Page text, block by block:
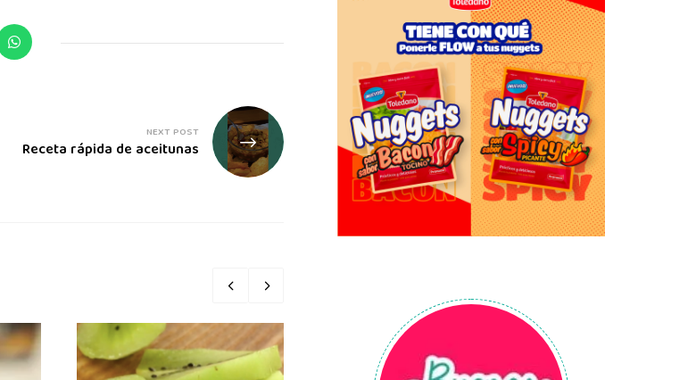
NEXT POST
Receta rápida de aceitunas